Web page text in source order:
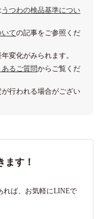
うつわの検品基準につい
いての記事をご参照くだ
変化がみられます。
あるご質問からご覧くだ
行われる場合がござい
す！
れば、お気軽にLINEで